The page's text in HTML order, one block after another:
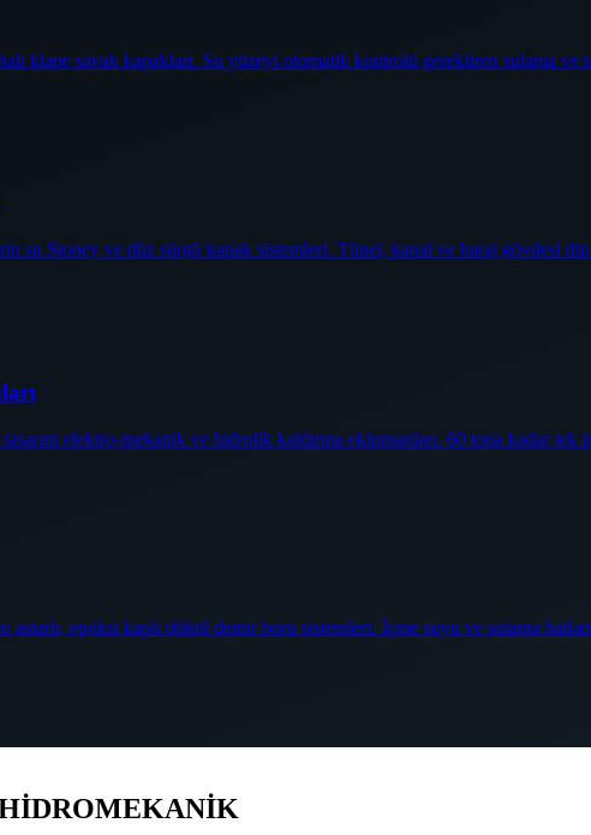
klape savak kapakları. Su yüzeyi otomatik kontrolü gerektiren sulama ve
su Stoney ve düz sürgü kapak sistemleri. Tünel, kanal ve baraj gövdesi
elektro-mekanik ve hidrolik kaldırma ekipmanları. 60 tona kadar tek
epoksi kaplı düktil demir boru sistemleri. İçme suyu ve sulama
HİDROMEKANİK